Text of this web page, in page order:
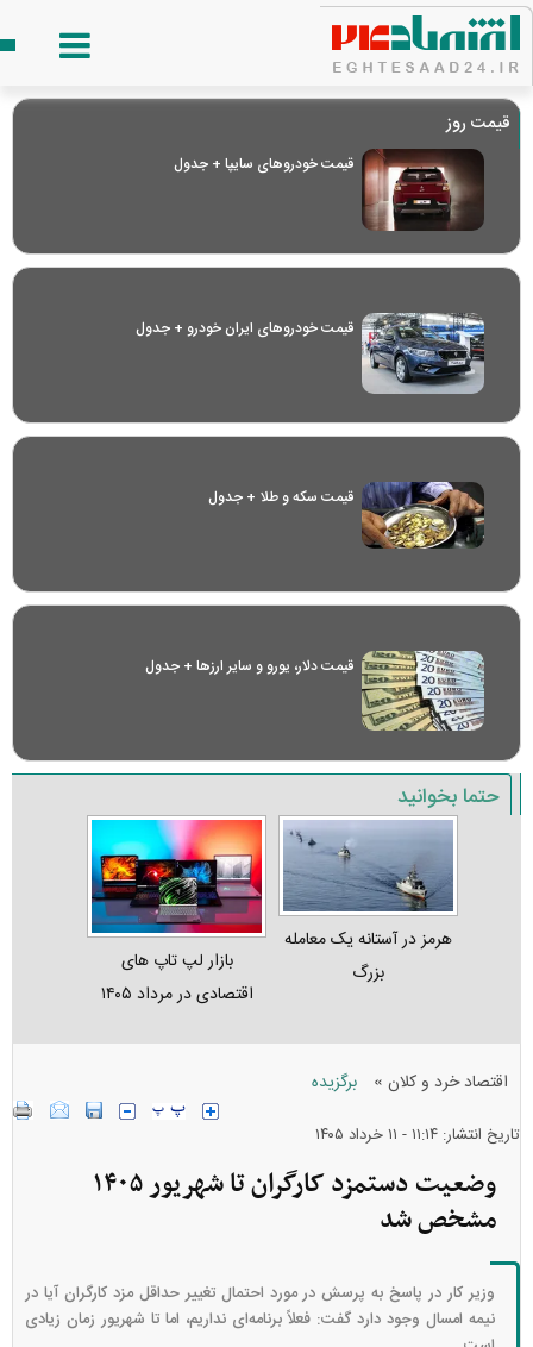
قیمت روز
قیمت خودرو‌های سایپا + جدول
قیمت خودرو‌های ایران خودرو + جدول
قیمت سکه و طلا + جدول
قیمت دلار، یورو و سایر ارز‌ها + جدول
حتما بخوانید
هرمز در آستانه یک معامله
بزرگ
بازار لپ‌ تاپ‌ های
اقتصادی در مرداد ۱۴۰۵
اقتصاد خرد و کلان » برگزیده
تاریخ انتشار: ۱۱:۱۴ - ۱۱ خرداد ۱۴۰۵
وضعیت دستمزد کارگران تا شهریور ۱۴۰۵
مشخص شد
وزیر کار در پاسخ به پرسش در مورد احتمال تغییر حداقل مزد کارگران آیا در
نیمه امسال وجود دارد گفت: فعلاً برنامه‌ای نداریم، اما تا شهریور زمان زیادی